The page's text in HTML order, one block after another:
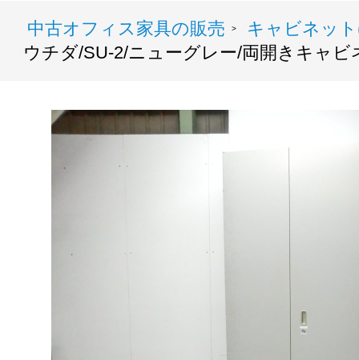
中古オフィス家具の販売 >
キャビネッ
ウチダ/SU-2/ニューグレー/両開きキャビ